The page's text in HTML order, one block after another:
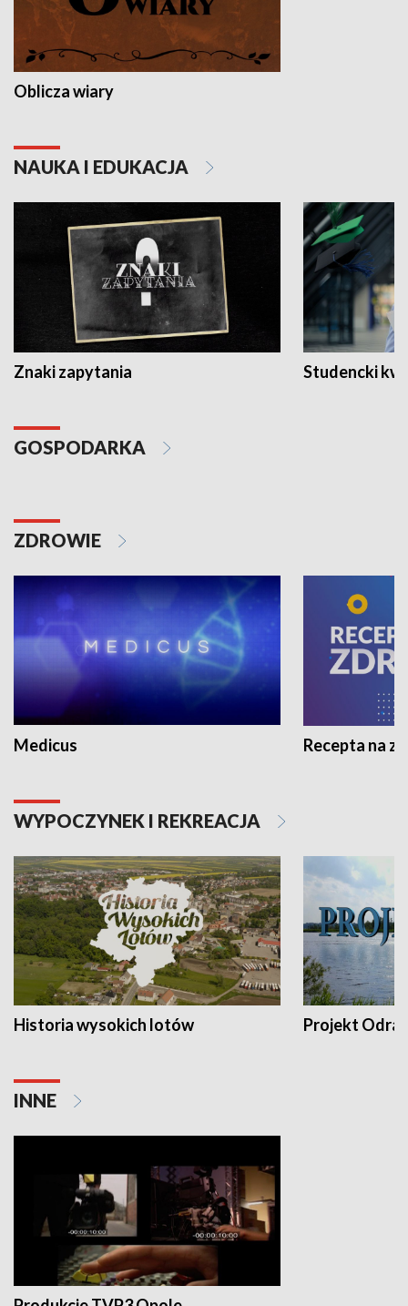
Oblicza wiary
NAUKA I EDUKACJA
Znaki zapytania Studencki
GOSPODARKA
ZDROWIE
Medicus Recepta na
WYPOCZYNEK I REKREACJA
Historia wysokich lotów Projekt Odra
INNE